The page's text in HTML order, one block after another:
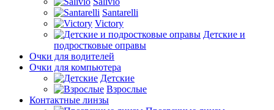
Santarelli
Victory
Детские и
подростковые оправы
Очки для водителей
Очки для компьютера
Детские
Взрослые
Контактные линзы